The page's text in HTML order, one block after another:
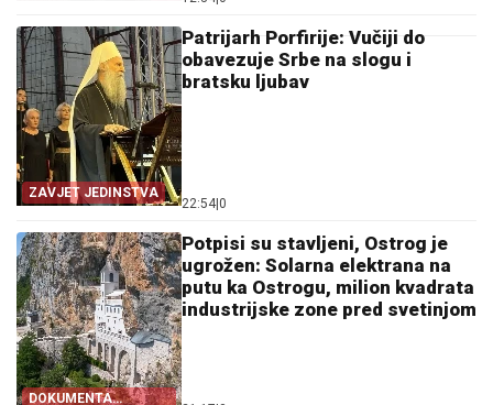
ZAVJET JEDINSTVA
Patrijarh Porfirije: Vučiji do
obavezuje Srbe na slogu i
bratsku ljubav
22:54|0
DOKUMENTA
Potpisi su stavljeni, Ostrog je
ugrožen: Solarna elektrana na
putu ka Ostrogu, milion kvadrata
industrijske zone pred svetinjom